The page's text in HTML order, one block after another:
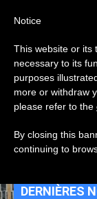
DERNIÈRES
Notice
This website or its
necessary to its
purposes
more or withdraw
please refer to the
By closing this
continuing to